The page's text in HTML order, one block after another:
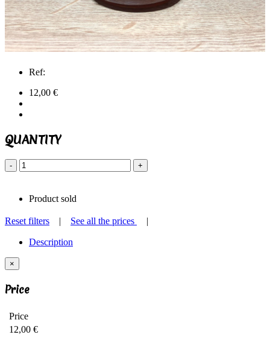
Ref:
12,00 €
QUANTITY
- +
Product sold
Reset filters | See all the prices |
Description
×
Price
Price
12,00 €